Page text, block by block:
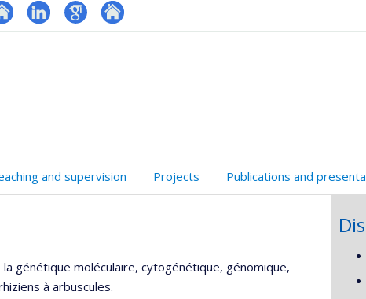
LinkedInGoogleAutre
and supervision Projects Publications and
génétique moléculaire, cytogénétique, génomique,
à arbuscules.